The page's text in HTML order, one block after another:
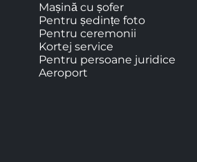
Mașină cu șofer
Pentru ședințe foto
Pentru ceremonii
Kortej service
Pentru persoane juridice
Aeroport